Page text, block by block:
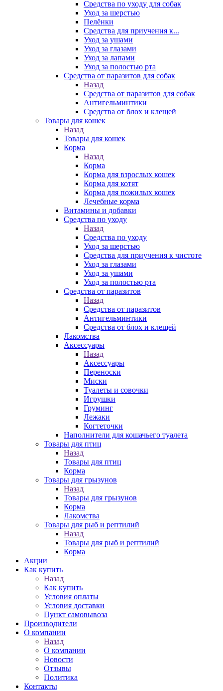
Средства по уходу для собак
Уход за шерстью
Пелёнки
Средства для приучения к...
Уход за ушами
Уход за глазами
Уход за лапами
Уход за полостью рта
Средства от паразитов для собак
Назад
Средства от паразитов для собак
Антигельминтики
Средства от блох и клещей
Товары для кошек
Назад
Товары для кошек
Корма
Назад
Корма
Корма для взрослых кошек
Корма для котят
Корма для пожилых кошек
Лечебные корма
Витамины и добавки
Средства по уходу
Назад
Средства по уходу
Уход за шерстью
Средства для приучения к чистоте
Уход за глазами
Уход за ушами
Уход за полостью рта
Средства от паразитов
Назад
Средства от паразитов
Антигельминтики
Средства от блох и клещей
Лакомства
Аксессуары
Назад
Аксессуары
Переноски
Миски
Туалеты и совочки
Игрушки
Груминг
Лежаки
Когтеточки
Наполнители для кошачьего туалета
Товары для птиц
Назад
Товары для птиц
Корма
Товары для грызунов
Назад
Товары для грызунов
Корма
Лакомства
Товары для рыб и рептилий
Назад
Товары для рыб и рептилий
Корма
Акции
Как купить
Назад
Как купить
Условия оплаты
Условия доставки
Пункт самовывоза
Производители
О компании
Назад
О компании
Новости
Отзывы
Политика
Контакты